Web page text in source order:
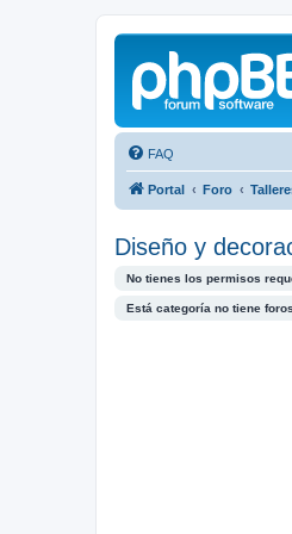
FAQ
Portal Foro
Diseño y
No tienes los permisos
Está categoría no tiene foros.